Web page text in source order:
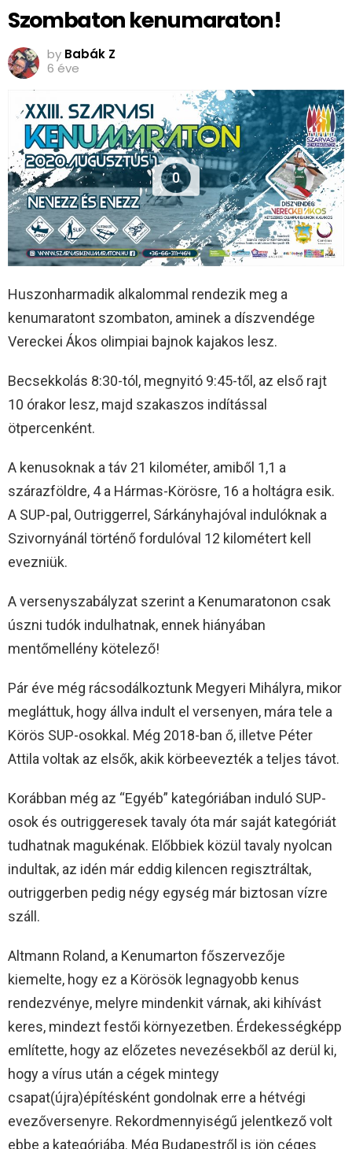
Szombaton kenumaraton!
by Babák Z
6 éve
0
Huszonharmadik alkalommal rendezik meg a
kenumaratont szombaton, aminek a díszvendége
Vereckei Ákos olimpiai bajnok kajakos lesz.
Becsekkolás 8:30-tól, megnyitó 9:45-től, az első rajt
10 órakor lesz, majd szakaszos indítással
ötpercenként.
A kenusoknak a táv 21 kilométer, amiből 1,1 a
szárazföldre, 4 a Hármas-Körösre, 16 a holtágra esik.
A SUP-pal, Outriggerrel, Sárkányhajóval indulóknak a
Szivornyánál történő fordulóval 12 kilométert kell
evezniük.
A versenyszabályzat szerint a Kenumaratonon csak
úszni tudók indulhatnak, ennek hiányában
mentőmellény kötelező!
Pár éve még rácsodálkoztunk Megyeri Mihályra, mikor
megláttuk, hogy állva indult el versenyen, mára tele a
Körös SUP-osokkal. Még 2018-ban ő, illetve Péter
Attila voltak az elsők, akik körbeevezték a teljes távot.
Korábban még az “Egyéb” kategóriában induló SUP-
osok és outriggeresek tavaly óta már saját kategóriát
tudhatnak magukénak. Előbbiek közül tavaly nyolcan
indultak, az idén már eddig kilencen regisztráltak,
outriggerben pedig négy egység már biztosan vízre
száll.
Altmann Roland, a Kenumarton főszervezője
kiemelte, hogy ez a Körösök legnagyobb kenus
rendezvénye, melyre mindenkit várnak, aki kihívást
keres, mindezt festői környezetben. Érdekességképp
említette, hogy az előzetes nevezésekből az derül ki,
hogy a vírus után a cégek mintegy
csapat(újra)építésként gondolnak erre a hétvégi
evezőversenyre. Rekordmennyiségű jelentkező volt
ebbe a kategóriába. Még Budapestről is jön céges